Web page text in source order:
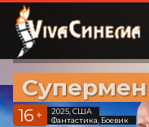
Супермен
16 +
2025, США
Фантастика, Боевик